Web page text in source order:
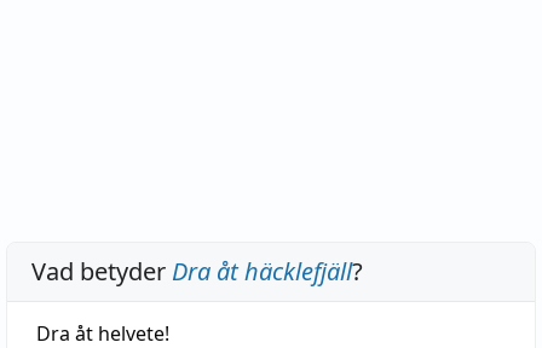
Vad betyder Dra åt häcklefjäll?
Dra åt helvete!